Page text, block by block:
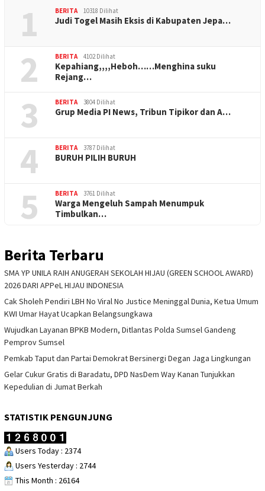
1 BERITA 10318 Dilihat
Judi Togel Masih Eksis di Kabupaten Jepa…
2 BERITA 4102 Dilihat
Kepahiang,,,,Heboh……Menghina suku
Rejang…
3 BERITA 3804 Dilihat
Grup Media PI News, Tribun Tipikor dan A…
4 BERITA 3787 Dilihat
BURUH PILIH BURUH
5 BERITA 3761 Dilihat
Warga Mengeluh Sampah Menumpuk
Timbulkan…
Berita Terbaru
SMA YP UNILA RAIH ANUGERAH SEKOLAH HIJAU (GREEN SCHOOL AWARD)
2026 DARI APPeL HIJAU INDONESIA
Cak Sholeh Pendiri LBH No Viral No Justice Meninggal Dunia, Ketua Umum
KWI Umar Hayat Ucapkan Belangsungkawa
Wujudkan Layanan BPKB Modern, Ditlantas Polda Sumsel Gandeng
Pemprov Sumsel
Pemkab Taput dan Partai Demokrat Bersinergi Degan Jaga Lingkungan
Gelar Cukur Gratis di Baradatu, DPD NasDem Way Kanan Tunjukkan
Kepedulian di Jumat Berkah
STATISTIK PENGUNJUNG
Users Today : 2374
Users Yesterday : 2744
This Month : 26164